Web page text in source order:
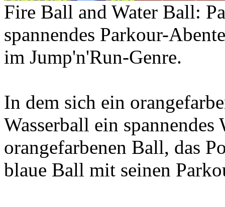
Fire Ball and Water Ball:
spannendes Parkour-
im Jump'n'Run-Genre.
In dem sich ein
Wasserball ein
orangefarbenen Ball, das
blaue Ball mit seinen